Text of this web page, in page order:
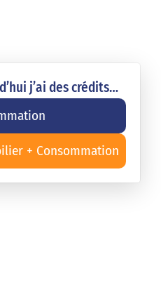
j’ai des crédits…
+ Consommation